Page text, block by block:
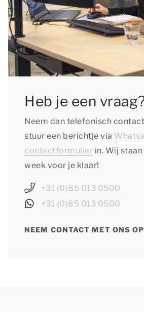
Heb je een
Neem dan telefonisch
stuur een berichtje via
contactformulier in. Wij
week voor je klaar!
+31 (0)85 013 0500
+31 (0)85 013 0500
NEEM CONTACT MET ONS OP